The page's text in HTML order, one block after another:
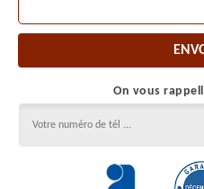
On vous